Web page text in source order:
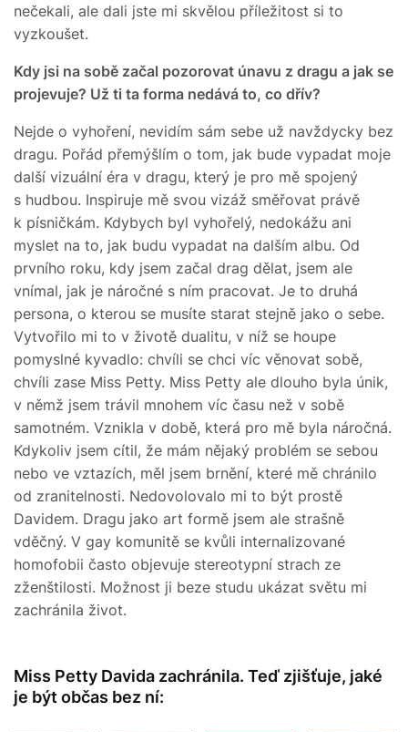
nečekali, ale dali jste mi skvělou příležitost si to
vyzkoušet.
Kdy jsi na sobě začal pozorovat únavu z dragu a jak se
projevuje? Už ti ta forma nedává to, co dřív?
Nejde o vyhoření, nevidím sám sebe už navždycky bez
dragu. Pořád přemýšlím o tom, jak bude vypadat moje
další vizuální éra v dragu, který je pro mě spojený
s hudbou. Inspiruje mě svou vizáž směřovat právě
k písničkám. Kdybych byl vyhořelý, nedokážu ani
myslet na to, jak budu vypadat na dalším albu. Od
prvního roku, kdy jsem začal drag dělat, jsem ale
vnímal, jak je náročné s ním pracovat. Je to druhá
persona, o kterou se musíte starat stejně jako o sebe.
Vytvořilo mi to v životě dualitu, v níž se houpe
pomyslné kyvadlo: chvíli se chci víc věnovat sobě,
chvíli zase Miss Petty. Miss Petty ale dlouho byla únik,
v němž jsem trávil mnohem víc času než v sobě
samotném. Vznikla v době, která pro mě byla náročná.
Kdykoliv jsem cítil, že mám nějaký problém se sebou
nebo ve vztazích, měl jsem brnění, které mě chránilo
od zranitelnosti. Nedovolovalo mi to být prostě
Davidem. Dragu jako art formě jsem ale strašně
vděčný. V gay komunitě se kvůli internalizované
homofobii často objevuje stereotypní strach ze
zženštilosti. Možnost ji beze studu ukázat světu mi
zachránila život.
Miss Petty Davida zachránila. Teď zjišťuje, jaké
je být občas bez ní: